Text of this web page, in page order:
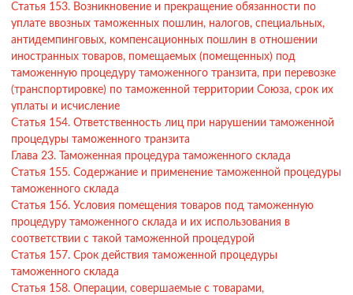
Статья 153. Возникновение и прекращение обязанности по
уплате ввозных таможенных пошлин, налогов, специальных,
антидемпинговых, компенсационных пошлин в отношении
иностранных товаров, помещаемых (помещенных) под
таможенную процедуру таможенного транзита, при перевозке
(транспортировке) по таможенной территории Союза, срок их
уплаты и исчисление
Статья 154. Ответственность лиц при нарушении таможенной
процедуры таможенного транзита
Глава 23. Таможенная процедура таможенного склада
Статья 155. Содержание и применение таможенной процедуры
таможенного склада
Статья 156. Условия помещения товаров под таможенную
процедуру таможенного склада и их использования в
соответствии с такой таможенной процедурой
Статья 157. Срок действия таможенной процедуры
таможенного склада
Статья 158. Операции, совершаемые с товарами,